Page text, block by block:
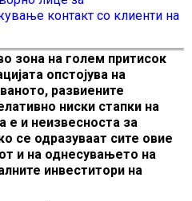
контакт со клиенти на
зона на голем притисок
опстојува на
развиените
ниски стапки на
е и неизвесноста за
се одразуваат сите овие
и на однесувањето на
инвеститори на